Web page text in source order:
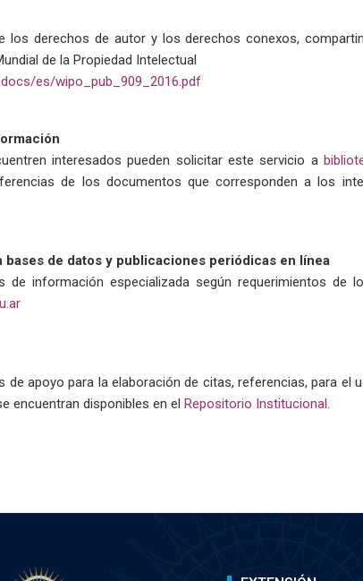
los derechos de autor y los derechos conexos,
de la Propiedad Intelectual
es/wipo_pub_909_2016.pdf
interesados pueden solicitar este servicio a
de los documentos que corresponden a los
bases de datos y publicaciones periódicas en línea
de información especializada según requerimientos de
de apoyo para la elaboración de citas, referencias, para el
encuentran disponibles en el Repositorio Institucional.